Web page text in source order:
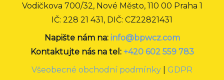
Vodičkova 700/32, Nové Město, 110 00 Praha 1
IČ: 228 21 431, DIČ: CZ22821431
Napište nám na: info@bpwcz.com
Kontaktujte nás na tel: +420 602 559 783
Všeobecné obchodní podmínky
GDPR